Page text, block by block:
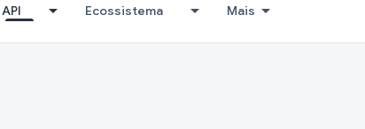
API Ecossistema Mais